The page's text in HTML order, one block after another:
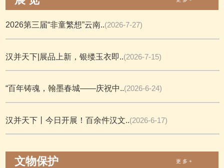
2026第三届“非童繁想”云南..(2026-7-27)
汉并天下|展品上新，银缕玉衣即..(2026-7-15)
“百年铸魂，翰墨春城——庆祝中..(2026-6-24)
汉并天下丨今日开展！百余件汉文..(2026-6-17)
文物保护 更 多 +